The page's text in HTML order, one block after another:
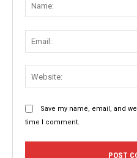
Save my name, email, and
time I comment.